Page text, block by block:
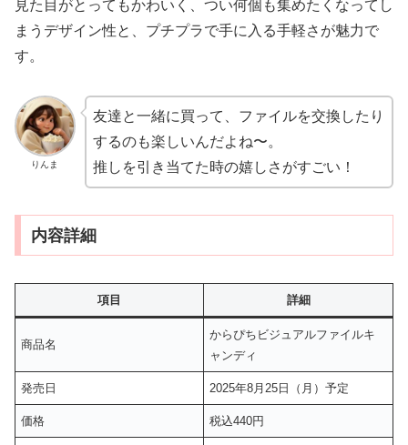
見た目がとってもかわいく、つい何個も集めたくなってし
まうデザイン性と、プチプラで手に入る手軽さが魅力で
す。
りんま
友達と一緒に買って、ファイルを交換したり
するのも楽しいんだよね〜。
推しを引き当てた時の嬉しさがすごい！
内容詳細
項目 詳細
商品名
からぴちビジュアルファイルキ
ャンディ
発売日 2025年8月25日（月）予定
価格 税込440円